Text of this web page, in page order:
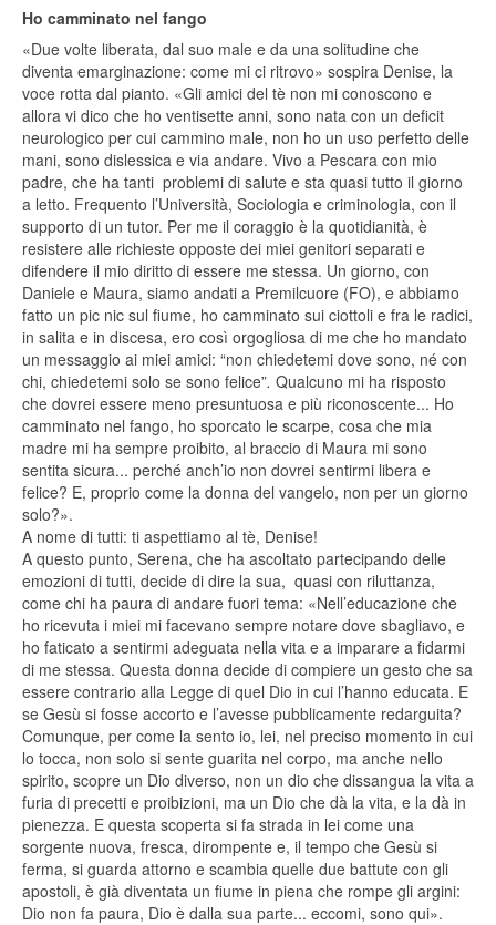
Ho camminato nel fango
«Due volte liberata, dal suo male e da una solitudine che
diventa emarginazione: come mi ci ritrovo» sospira Denise, la
voce rotta dal pianto. «Gli amici del tè non mi conoscono e
allora vi dico che ho ventisette anni, sono nata con un deficit
neurologico per cui cammino male, non ho un uso perfetto delle
mani, sono dislessica e via andare. Vivo a Pescara con mio
padre, che ha tanti problemi di salute e sta quasi tutto il giorno
a letto. Frequento l’Università, Sociologia e criminologia, con il
supporto di un tutor. Per me il coraggio è la quotidianità, è
resistere alle richieste opposte dei miei genitori separati e
difendere il mio diritto di essere me stessa. Un giorno, con
Daniele e Maura, siamo andati a Premilcuore (FO), e abbiamo
fatto un pic nic sul fiume, ho camminato sui ciottoli e fra le radici,
in salita e in discesa, ero così orgogliosa di me che ho mandato
un messaggio ai miei amici: “non chiedetemi dove sono, né con
chi, chiedetemi solo se sono felice”. Qualcuno mi ha risposto
che dovrei essere meno presuntuosa e più riconoscente... Ho
camminato nel fango, ho sporcato le scarpe, cosa che mia
madre mi ha sempre proibito, al braccio di Maura mi sono
sentita sicura... perché anch’io non dovrei sentirmi libera e
felice? E, proprio come la donna del vangelo, non per un giorno
solo?».
A nome di tutti: ti aspettiamo al tè, Denise!
A questo punto, Serena, che ha ascoltato partecipando delle
emozioni di tutti, decide di dire la sua, quasi con riluttanza,
come chi ha paura di andare fuori tema: «Nell’educazione che
ho ricevuta i miei mi facevano sempre notare dove sbagliavo, e
ho faticato a sentirmi adeguata nella vita e a imparare a fidarmi
di me stessa. Questa donna decide di compiere un gesto che sa
essere contrario alla Legge di quel Dio in cui l’hanno educata. E
se Gesù si fosse accorto e l’avesse pubblicamente redarguita?
Comunque, per come la sento io, lei, nel preciso momento in cui
lo tocca, non solo si sente guarita nel corpo, ma anche nello
spirito, scopre un Dio diverso, non un dio che dissangua la vita a
furia di precetti e proibizioni, ma un Dio che dà la vita, e la dà in
pienezza. E questa scoperta si fa strada in lei come una
sorgente nuova, fresca, dirompente e, il tempo che Gesù si
ferma, si guarda attorno e scambia quelle due battute con gli
apostoli, è già diventata un fiume in piena che rompe gli argini:
Dio non fa paura, Dio è dalla sua parte... eccomi, sono qui».